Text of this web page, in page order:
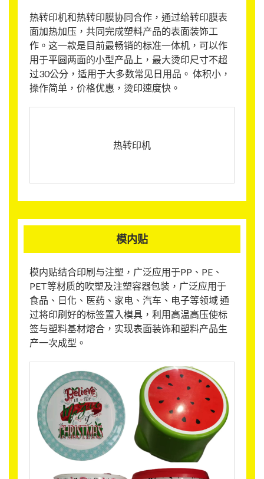
热转印机和热转印膜协同合作，通过给转印膜表
面加热加压，共同完成塑料产品的表面装饰工
作。这一款是目前最畅销的标准一体机，可以作
用于平圆两面的小型产品上，最大烫印尺寸不超
过30公分，适用于大多数常见日用品。 体积小，
操作简单，价格优惠，烫印速度快。
热转印机
模内贴
模内贴结合印刷与注塑，广泛应用于PP、PE、
PET等材质的吹塑及注塑容器包装，广泛应用于
食品、日化、医药、家电、汽车、电子等领域 通
过将印刷好的标签置入模具，利用高温高压使标
签与塑料基材熔合，实现表面装饰和塑料产品生
产一次成型。